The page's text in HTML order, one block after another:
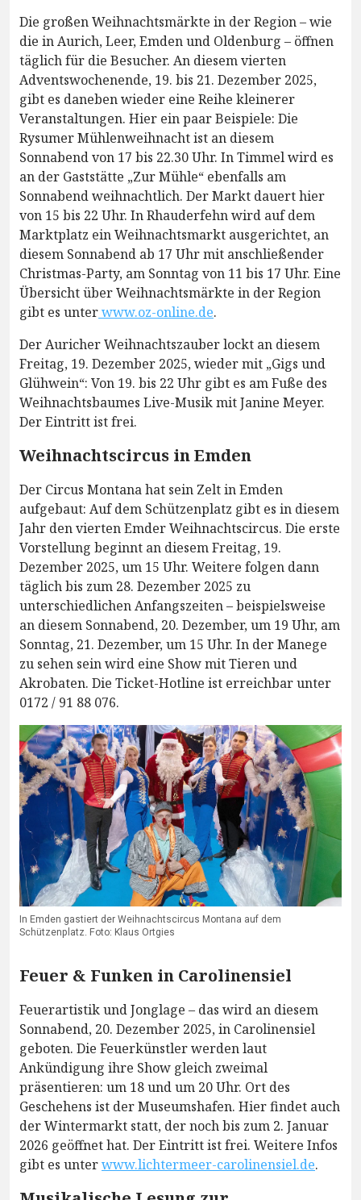
Die großen Weihnachtsmärkte in der Region – wie
die in Aurich, Leer, Emden und Oldenburg – öffnen
täglich für die Besucher. An diesem vierten
Adventswochenende, 19. bis 21. Dezember 2025,
gibt es daneben wieder eine Reihe kleinerer
Veranstaltungen. Hier ein paar Beispiele: Die
Rysumer Mühlenweihnacht ist an diesem
Sonnabend von 17 bis 22.30 Uhr. In Timmel wird es
an der Gaststätte „Zur Mühle“ ebenfalls am
Sonnabend weihnachtlich. Der Markt dauert hier
von 15 bis 22 Uhr. In Rhauderfehn wird auf dem
Marktplatz ein Weihnachtsmarkt ausgerichtet, an
diesem Sonnabend ab 17 Uhr mit anschließender
Christmas-Party, am Sonntag von 11 bis 17 Uhr. Eine
Übersicht über Weihnachtsmärkte in der Region
gibt es unterwww.oz-online.de.
Der Auricher Weihnachtszauber lockt an diesem
Freitag, 19. Dezember 2025, wieder mit „Gigs und
Glühwein“: Von 19. bis 22 Uhr gibt es am Fuße des
Weihnachtsbaumes Live-Musik mit Janine Meyer.
Der Eintritt ist frei.
Weihnachtscircus in Emden
Der Circus Montana hat sein Zelt in Emden
aufgebaut: Auf dem Schützenplatz gibt es in diesem
Jahr den vierten Emder Weihnachtscircus. Die erste
Vorstellung beginnt an diesem Freitag, 19.
Dezember 2025, um 15 Uhr. Weitere folgen dann
täglich bis zum 28. Dezember 2025 zu
unterschiedlichen Anfangszeiten – beispielsweise
an diesem Sonnabend, 20. Dezember, um 19 Uhr, am
Sonntag, 21. Dezember, um 15 Uhr. In der Manege
zu sehen sein wird eine Show mit Tieren und
Akrobaten. Die Ticket-Hotline ist erreichbar unter
0172 / 91 88 076.
In Emden gastiert der Weihnachtscircus Montana auf dem
Schützenplatz. Foto: Klaus Ortgies
Feuer & Funken in Carolinensiel
Feuerartistik und Jonglage – das wird an diesem
Sonnabend, 20. Dezember 2025, in Carolinensiel
geboten. Die Feuerkünstler werden laut
Ankündigung ihre Show gleich zweimal
präsentieren: um 18 und um 20 Uhr. Ort des
Geschehens ist der Museumshafen. Hier findet auch
der Wintermarkt statt, der noch bis zum 2. Januar
2026 geöffnet hat. Der Eintritt ist frei. Weitere Infos
gibt es unterwww.lichtermeer-carolinensiel.de.